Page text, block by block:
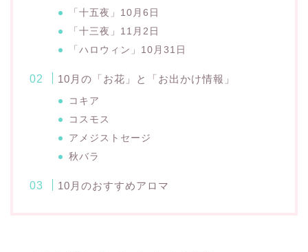
「十五夜」10月6日
「十三夜」11月2日
「ハロウィン」10月31日
10月の「お花」と「お出かけ情報」
コキア
コスモス
アメジストセージ
秋バラ
10月のおすすめアロマ